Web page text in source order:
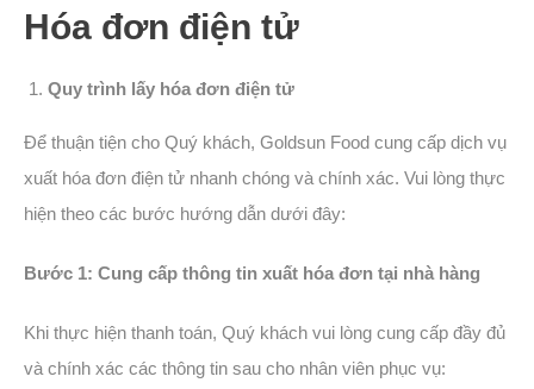
Hóa đơn điện tử
Quy trình lấy hóa đơn điện tử
Để thuận tiện cho Quý khách, Goldsun Food cung cấp dịch vụ
xuất hóa đơn điện tử nhanh chóng và chính xác. Vui lòng thực
hiện theo các bước hướng dẫn dưới đây:
Bước 1: Cung cấp thông tin xuất hóa đơn tại nhà hàng
Khi thực hiện thanh toán, Quý khách vui lòng cung cấp đầy đủ
và chính xác các thông tin sau cho nhân viên phục vụ: